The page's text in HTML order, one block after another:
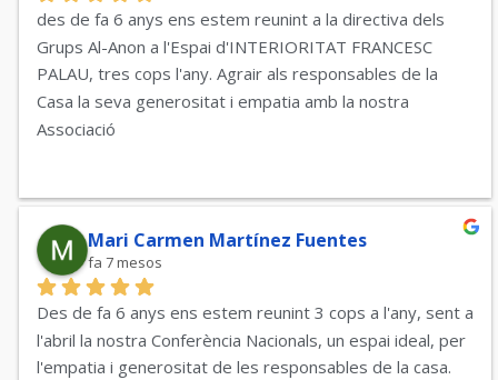
des de fa 6 anys ens estem reunint a la directiva dels
Grups Al-Anon a l'Espai d'INTERIORITAT FRANCESC
PALAU, tres cops l'any. Agrair als responsables de la
Casa la seva generositat i empatia amb la nostra
Associació
Mari Carmen Martínez Fuentes
fa 7 mesos
Des de fa 6 anys ens estem reunint 3 cops a l'any, sent a
l'abril la nostra Conferència Nacionals, un espai ideal, per
l'empatia i generositat de les responsables de la casa.